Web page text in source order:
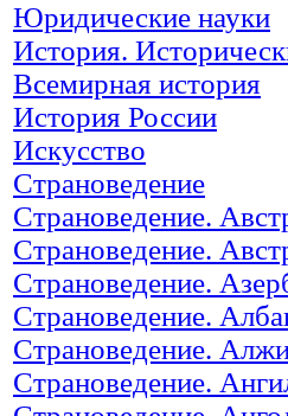
Юридические науки
История.
Всемирная история
История России
Искусство
Страноведение
Страноведение.
Страноведение.
Страноведение.
Страноведение.
Страноведение.
Страноведение.